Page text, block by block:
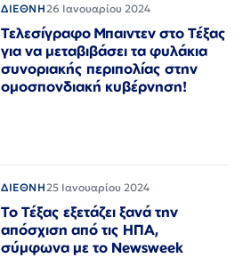
ΔΙΕΘΝΗ 26 Ιανουαρίου 2024
Τελεσίγραφο Μπαιντεν στο Τέξας
για να μεταβιβάσει τα φυλάκια
συνοριακής περιπολίας στην
ομοσπονδιακή κυβέρνηση!
ΔΙΕΘΝΗ25 Ιανουαρίου 2024
Το Τέξας εξετάζει ξανά την
απόσχιση από τις ΗΠΑ,
σύμφωνα με το Newsweek